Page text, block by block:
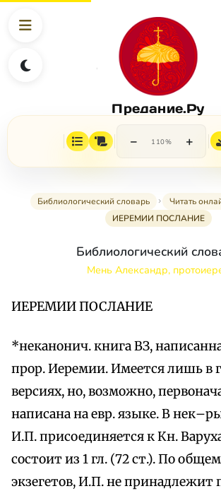
Предание.Ру
− 110% +
Библиологический словарь Читать
ИЕРЕМИИ ПОСЛАНИЕ
Библиологический
Мень Александр,
ИЕРЕМИИ ПОСЛАНИЕ
*неканонич. книга ВЗ,
прор. Иеремии. Имеется лишь в
версиях, но, возможно,
написана на евр. языке. В
И.П. присоединяется к Кн.
состоит из 1 гл. (72 ст.). По
экзегетов, И.П. не принадлежит